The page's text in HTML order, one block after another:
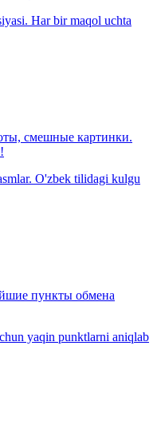
Har bir maqol uchta
смешные картинки.
O'zbek tilidagi kulgu
пункты обмена
yaqin punktlarni aniqlab